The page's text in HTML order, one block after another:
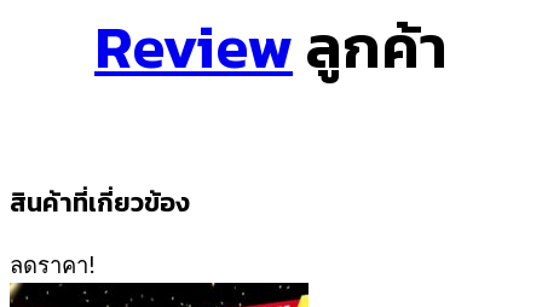
Reviewลูกค้า
สินค้าที่เกี่ยวข้อง
ลดราคา!